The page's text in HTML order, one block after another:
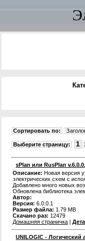
Сортировать по:
Выберите страницу: 1
sPlan или RusPlan
Описание: Новая версия
электрических схем с
Добавлено много новых
Обновлена библиотека
Автор:
Версия: 6.0.0.1
Размер файла: 1.79 MB
Скачано раз: 12479
Домашняя страничка |
UNILOGIC - Логический